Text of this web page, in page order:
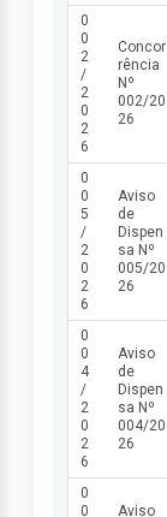
0
0
2
/
2
0
2
6
Concor
rência
Nº
002/20
26
0
0
5
/
2
0
2
6
Aviso
de
Dispen
sa Nº
005/20
26
0
0
4
/
2
0
2
6
Aviso
de
Dispen
sa Nº
004/20
26
0
0
Aviso